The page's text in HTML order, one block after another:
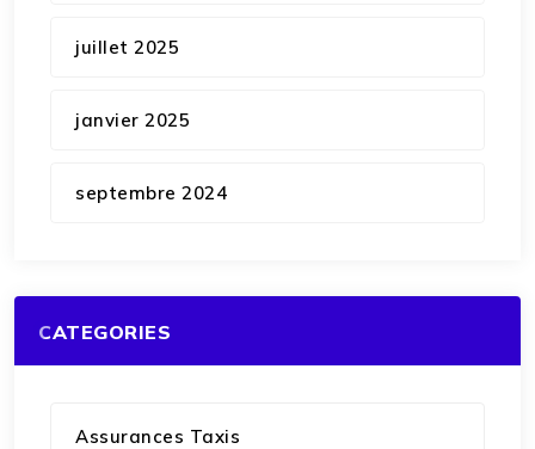
juillet 2025
janvier 2025
septembre 2024
CATEGORIES
Assurances Taxis